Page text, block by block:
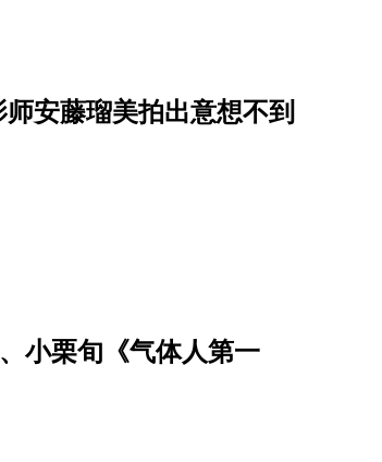
安藤瑠美拍出意想不到
小栗旬《气体人第一